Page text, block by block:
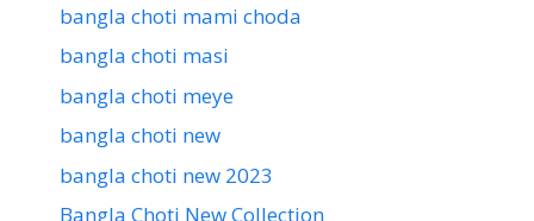
bangla choti mami choda
bangla choti masi
bangla choti meye
bangla choti new
bangla choti new 2023
Bangla Choti New Collection